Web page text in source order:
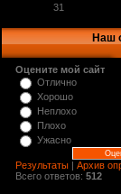
31
Наш
Оцените мой сайт
Отлично
Хорошо
Неплохо
Плохо
Ужасно
Результаты | Архив
Всего ответов: 512